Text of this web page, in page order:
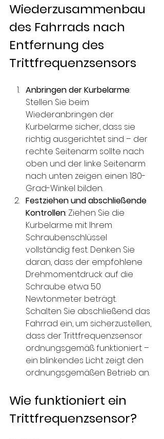
Wiederzusammenbau
des Fahrrads nach
Entfernung des
Trittfrequenzsensors
Anbringen der Kurbelarme:
Stellen Sie beim
Wiederanbringen der
Kurbelarme sicher, dass sie
richtig ausgerichtet sind – der
rechte Seitenarm sollte nach
oben und der linke Seitenarm
nach unten zeigen. einen 180-
Grad-Winkel bilden.
Festziehen und abschließende
Kontrollen: Ziehen Sie die
Kurbelarme mit Ihrem
Schraubenschlüssel
vollständig fest. Denken Sie
daran, dass der empfohlene
Drehmomentdruck auf die
Schraube etwa 50
Newtonmeter beträgt.
Schalten Sie abschließend das
Fahrrad ein, um sicherzustellen,
dass der Trittfrequenzsensor
ordnungsgemäß funktioniert –
ein blinkendes Licht zeigt den
ordnungsgemäßen Betrieb an.
Wie funktioniert ein
Trittfrequenzsensor?